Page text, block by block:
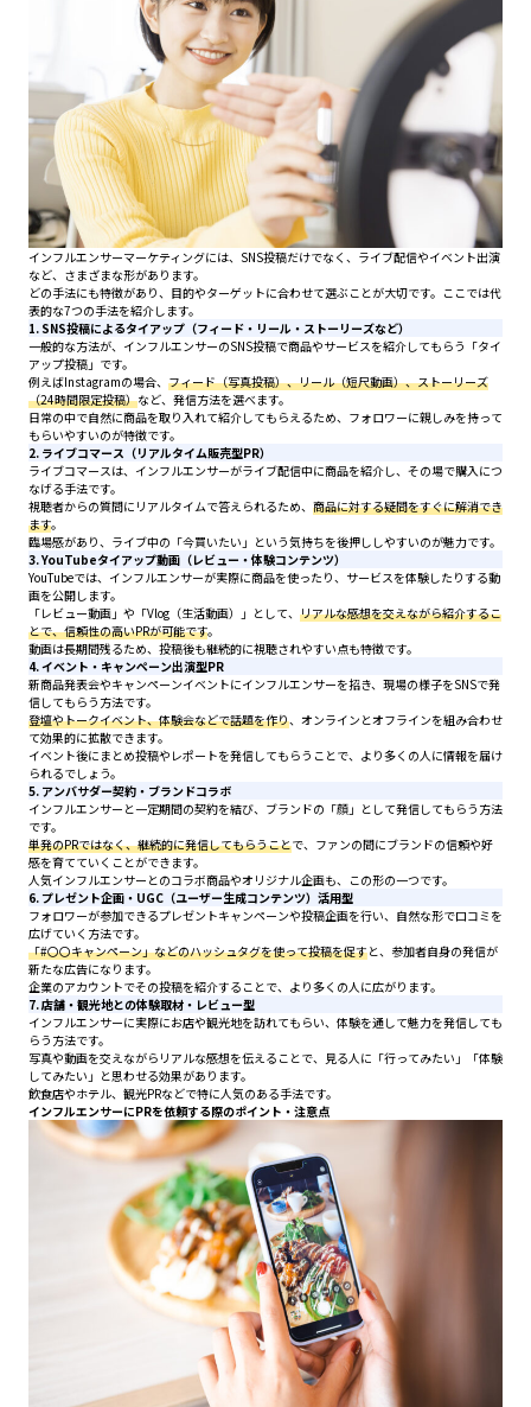
インフルエンサーマーケティングには、SNS投稿だけでなく、ライブ配信やイベント出演
など、さまざまな形があります。
どの手法にも特徴があり、目的やターゲットに合わせて選ぶことが大切です。ここでは代
表的な7つの手法を紹介します。
1. SNS投稿によるタイアップ（フィード・リール・ストーリーズなど）
一般的な方法が、インフルエンサーのSNS投稿で商品やサービスを紹介してもらう「タイ
アップ投稿」です。
例えばInstagramの場合、 フィード（写真投稿）、リール（短尺動画）、ストーリーズ
（24時間限定投稿）など、発信方法を選べます。
日常の中で自然に商品を取り入れて紹介してもらえるため、フォロワーに親しみを持って
もらいやすいのが特徴です。
2. ライブコマース（リアルタイム販売型PR）
ライブコマースは、インフルエンサーがライブ配信中に商品を紹介し、その場で購入につ
なげる手法です。
視聴者からの質問にリアルタイムで答えられるため、 商品に対する疑問をすぐに解消でき
ます。
臨場感があり、ライブ中の「今買いたい」という気持ちを後押ししやすいのが魅力です。
3. YouTubeタイアップ動画（レビュー・体験コンテンツ）
YouTubeでは、インフルエンサーが実際に商品を使ったり、サービスを体験したりする動
画を公開します。
「レビュー動画」や「Vlog（生活動画）」として、 リアルな感想を交えながら紹介するこ
とで、信頼性の高いPRが可能です。
動画は長期間残るため、投稿後も継続的に視聴されやすい点も特徴です。
4. イベント・キャンペーン出演型PR
新商品発表会やキャンペーンイベントにインフルエンサーを招き、現場の様子をSNSで発
信してもらう方法です。
登壇やトークイベント、体験会などで話題を作り、オンラインとオフラインを組み合わせ
て効果的に拡散できます。
イベント後にまとめ投稿やレポートを発信してもらうことで、より多くの人に情報を届け
られるでしょう。
5. アンバサダー契約・ブランドコラボ
インフルエンサーと一定期間の契約を結び、ブランドの「顔」として発信してもらう方法
です。
単発のPRではなく、継続的に発信してもらうことで、ファンの間にブランドの信頼や好
感を育てていくことができます。
人気インフルエンサーとのコラボ商品やオリジナル企画も、この形の一つです。
6. プレゼント企画・UGC（ユーザー生成コンテンツ）活用型
フォロワーが参加できるプレゼントキャンペーンや投稿企画を行い、自然な形で口コミを
広げていく方法です。
「#〇〇キャンペーン」などのハッシュタグを使って投稿を促すと、参加者自身の発信が
新たな広告になります。
企業のアカウントでその投稿を紹介することで、より多くの人に広がります。
7. 店舗・観光地との体験取材・レビュー型
インフルエンサーに実際にお店や観光地を訪れてもらい、体験を通して魅力を発信しても
らう方法です。
写真や動画を交えながらリアルな感想を伝えることで、見る人に「行ってみたい」「体験
してみたい」と思わせる効果があります。
飲食店やホテル、観光PRなどで特に人気のある手法です。
インフルエンサーにPRを依頼する際のポイント・注意点